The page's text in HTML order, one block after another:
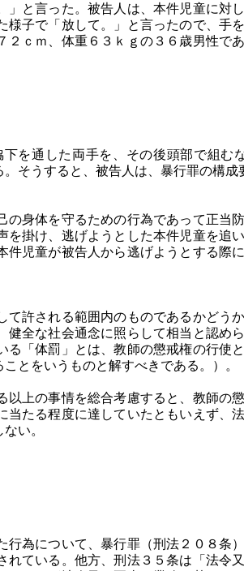
と言った。被告人は、本件児童に対
子で「放して。」と言ったので、手
ｃｍ、体重６３ｋｇの３６歳男性
を通した両手を、その後頭部で組
そうすると、被告人は、暴行罪の構成
身体を守るための行為であって正当
掛け、逃げようとした本件児童を追
児童が被告人から逃げようとする際
許される範囲内のものであるかど
全な社会通念に照らして相当と認め
「体罰」とは、教師の懲戒権の行
とをいうものと解すべきである。）。
上の事情を総合考慮すると、教師の
たる程度に達していたともいえず
い。
為について、暴行罪（刑法２０８条
ている。他方、刑法３５条は「法令